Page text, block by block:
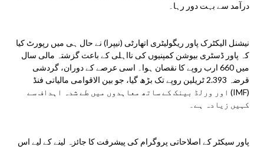
درآمد سے بہت دور رہا۔
نیشنل الیکٹرک پاور ریگولیٹری اتھارٹی (نیپرا) نے حال ہی میں رپورٹ کیا
کہ پاور ڈسٹری بیوشن کمپنیوں کی نااہلی کے باعث گزشتہ مالی سال
میں 660 ارب روپے کا نقصان ہوا۔ اسی عرصے کے دوران، گردشی
قرضہ 2.393 ٹریلین روپے تک بڑھ گیا، جو بین الاقوامی مالیاتی فنڈ
(IMF) اور ورلڈ بینک کے ساتھ معاہدوں میں طے شدہ اہداف سے
کہیں زیادہ ہے۔
پاور سیکٹر کے اصلاحاتی پروگرام کی پیشرفت کا جائزہ لینے کے لیے اس